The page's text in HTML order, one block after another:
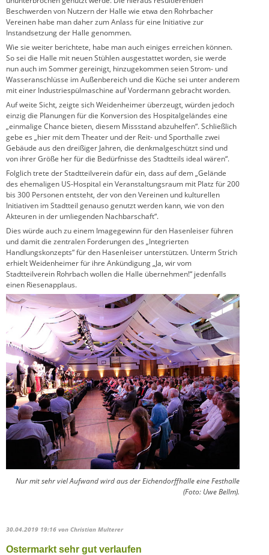
Beschwerden von Nutzern der Halle wie etwa den Rohrbacher
Vereinen habe man daher zum Anlass für eine Initiative zur
Instandsetzung der Halle genommen.
Wie sie weiter berichtete, habe man auch einiges erreichen können.
So sei die Halle mit neuen Stühlen ausgestattet worden, sie werde
nun auch im Sommer gereinigt, hinzugekommen seien Strom- und
Wasseranschlüsse im Außenbereich und die Küche sei unter anderem
mit einer Industriespülmaschine auf Vordermann gebracht worden.
Auf weite Sicht, zeigte sich Weidenheimer überzeugt, würden jedoch
einzig die Planungen für die Konversion des Hospitalgeländes eine
„einmalige Chance bieten, diesem Missstand abzuhelfen“. Schließlich
gebe es „hier mit dem Theater und der Reit- und Sporthalle zwei
Gebäude aus den dreißiger Jahren, die denkmalgeschützt sind und
von ihrer Größe her für die Bedürfnisse des Stadtteils ideal wären“.
Folglich trete der Stadtteilverein dafür ein, dass auf dem „Gelände
des ehemaligen US-Hospital ein Veranstaltungsraum mit Platz für 200
bis 300 Personen entsteht, der von den Vereinen und kulturellen
Initiativen im Stadtteil genauso genutzt werden kann, wie von den
Akteuren in der umliegenden Nachbarschaft“.
Dies würde auch zu einem Imagegewinn für den Hasenleiser führen
und damit die zentralen Forderungen des „Integrierten
Handlungskonzepts“ für den Hasenleiser unterstützen. Unterm Strich
erhielt Weidenheimer für ihre Ankündigung „Ja, wir vom
Stadtteilverein Rohrbach wollen die Halle übernehmen!“ jedenfalls
einen Riesenapplaus.
Nur mit sehr viel Aufwand wird aus der Eichendorffhalle eine Festhalle
(Foto: Uwe Bellm).
30.04.2019 19:16 von Christian Multerer
Ostermarkt sehr gut verlaufen